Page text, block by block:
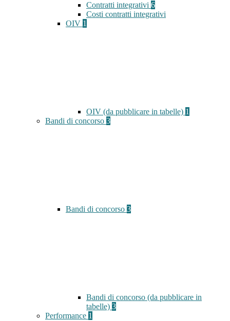
Contratti integrativi 6
Costi contratti integrativi
OIV 1
OIV (da pubblicare in tabelle) 1
Bandi di concorso 3
Bandi di concorso 3
Bandi di concorso (da pubblicare in
tabelle) 3
Performance 1